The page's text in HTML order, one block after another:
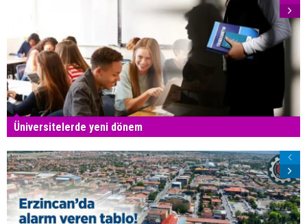
Üniversitelerde yeni dönem